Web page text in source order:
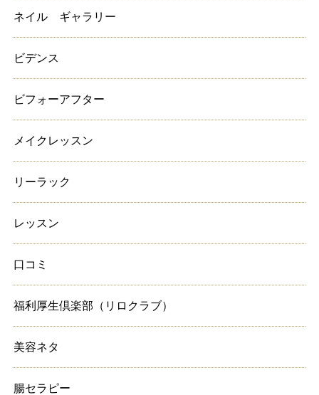
ネイル ギャラリー
ビデンス
ビフォーアフター
メイクレッスン
リーラック
レッスン
口コミ
福利厚生倶楽部（リロクラブ）
美容ネタ
腸セラピー